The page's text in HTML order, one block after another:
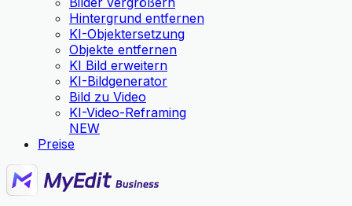
Hintergrund entfernen
KI-Objektersetzung
Objekte entfernen
KI Bild erweitern
KI-Bildgenerator
Bild zu Video
KI-Video-Reframing
NEW
Preise